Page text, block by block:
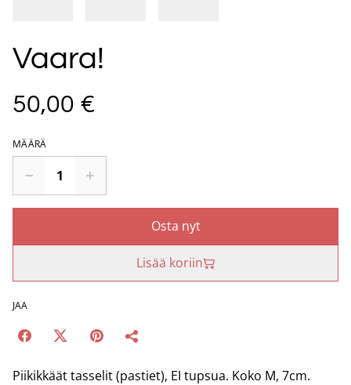
Vaara!
50,00 €
MÄÄRÄ
Osta nyt
Lisää koriin
JAA
Piikikkäät tasselit (pastiet), EI tupsua. Koko M, 7cm.